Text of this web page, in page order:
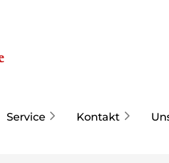
Service Kontakt